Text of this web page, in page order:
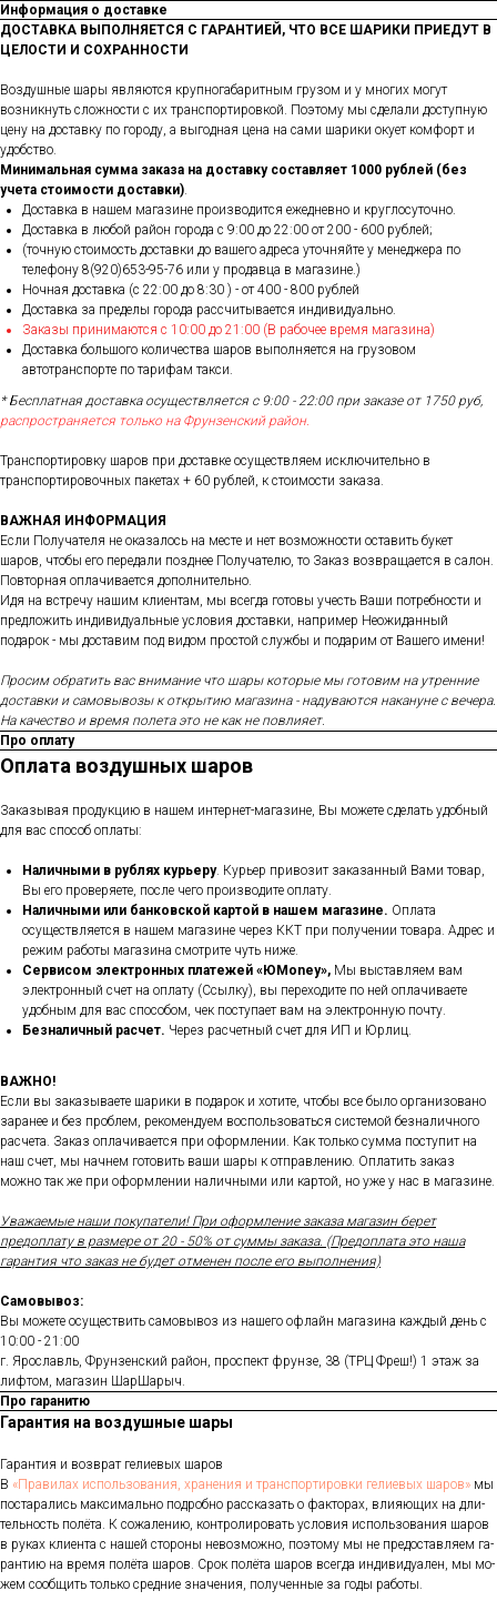
Информация о доставке
ДОСТАВКА ВЫПОЛНЯЕТСЯ С ГАРАНТИЕЙ, ЧТО ВСЕ ШАРИКИ ПРИЕДУТ В
ЦЕЛОСТИ И СОХРАННОСТИ
Воздушные шары являются крупногабаритным грузом и у многих могут
возникнуть сложности с их транспортировкой. Поэтому мы сделали доступную
цену на доставку по городу, а выгодная цена на сами шарики окует комфорт и
удобство.
Минимальная сумма заказа на доставку составляет 1000 рублей (без
учета стоимости доставки).
Доставка в нашем магазине производится ежедневно и круглосуточно.
Доставка в любой район города c 9:00 до 22:00 от 200 - 600 рублей;
(точную стоимость доставки до вашего адреса уточняйте у менеджера по
телефону 8(920)653-95-76 или у продавца в магазине.)
Ночная доставка (с 22:00 до 8:30 ) - от 400 - 800 рублей
Доставка за пределы города рассчитывается индивидуально.
Заказы принимаются с 10:00 до 21:00 (В рабочее время магазина)
Доставка большого количества шаров выполняется на грузовом
автотранспорте по тарифам такси.
* Бесплатная доставка осуществляется с 9:00 - 22:00 при заказе от 1750 руб,
распространяется только на Фрунзенский район.
Транспортировку шаров при доставке осуществляем исключительно в
транспортировочных пакетах + 60 рублей, к стоимости заказа.
ВАЖНАЯ ИНФОРМАЦИЯ
Если Получателя не оказалось на месте и нет возможности оставить букет
шаров, чтобы его передали позднее Получателю, то Заказ возвращается в салон.
Повторная оплачивается дополнительно.
Идя на встречу нашим клиентам, мы всегда готовы учесть Ваши потребности и
предложить индивидуальные условия доставки, например Неожиданный
подарок - мы доставим под видом простой службы и подарим от Вашего имени!
Просим обратить вас внимание что шары которые мы готовим на утренние
доставки и самовывозы к открытию магазина - надуваются накануне с вечера.
На качество и время полета это не как не повлияет.
Про оплату
Оплата воздушных шаров
Заказывая продукцию в нашем интернет-магазине, Вы можете сделать удобный
для вас способ оплаты:
Наличными в рублях курьеру. Курьер привозит заказанный Вами товар,
Вы его проверяете, после чего производите оплату.
Наличными или банковской картой в нашем магазине. Оплата
осуществляется в нашем магазине через ККТ при получении товара. Адрес и
режим работы магазина смотрите чуть ниже.
Сервисом электронных платежей «ЮMoney», Мы выставляем вам
электронный счет на оплату (Ссылку), вы переходите по ней оплачиваете
удобным для вас способом, чек поступает вам на электронную почту.
Безналичный расчет. Через расчетный счет для ИП и Юрлиц.
ВАЖНО!
Если вы заказываете шарики в подарок и хотите, чтобы все было организовано
заранее и без проблем, рекомендуем воспользоваться системой безналичного
расчета. Заказ оплачивается при оформлении. Как только сумма поступит на
наш счет, мы начнем готовить ваши шары к отправлению. Оплатить заказ
можно так же при оформлении наличными или картой, но уже у нас в магазине.
Уважаемые наши покупатели! При оформление заказа магазин берет
предоплату в размере от 20 - 50% от суммы заказа. (Предоплата это наша
гарантия что заказ не будет отменен после его выполнения)
Самовывоз:
Вы можете осуществить самовывоз из нашего офлайн магазина каждый день с
10:00 - 21:00
г. Ярославль, Фрунзенский район, проспект фрунзе, 38 (ТРЦ Фреш!) 1 этаж за
лифтом, магазин ШарШарыч.
Про гаранитю
Гарантия на воздушные шары
Га­ран­тия и воз­врат ге­ли­евых ша­ров
В «Пра­ви­лах ис­поль­зо­ва­ния, хра­не­ния и тран­спор­ти­ров­ки ге­ли­евых ша­ров» мы
пос­та­рались мак­си­маль­но под­робно рас­ска­зать о фак­то­рах, вли­яющих на дли­
тель­ность по­лёта. К со­жале­нию, кон­тро­лиро­вать ус­ло­вия ис­поль­зо­вания ша­ров
в ру­ках кли­ен­та с на­шей сто­роны не­воз­можно, по­это­му мы не пре­дос­тавля­ем га­
ран­тию на вре­мя по­лёта ша­ров. Срок по­лёта ша­ров всег­да ин­ди­виду­ален, мы мо­
жем со­об­щить толь­ко сред­ние зна­чения, по­лучен­ные за го­ды ра­боты.